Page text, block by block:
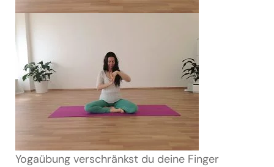
Yogaübung verschränkst du deine Finger